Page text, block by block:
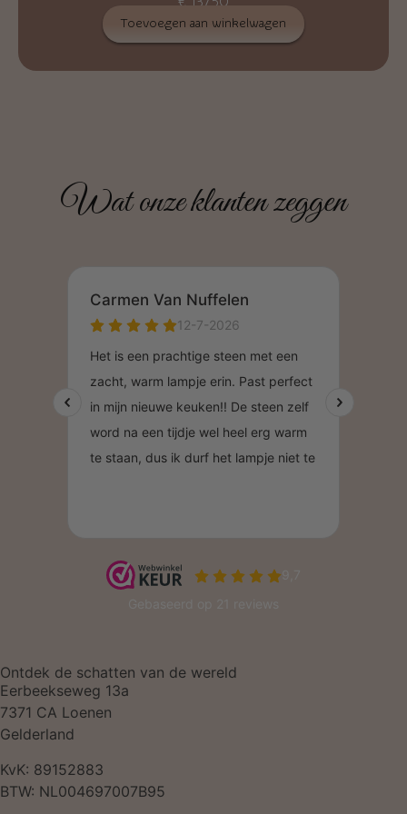
Toevoegen aan winkelwagen
Wat onze klanten zeggen
Ontdek de schatten van de wereld
Eerbeekseweg 13a
7371 CA Loenen
Gelderland
KvK: 89152883
BTW: NL004697007B95